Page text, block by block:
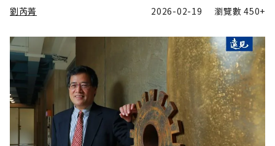
劉芮菁 2026-02-19 瀏覽數450+